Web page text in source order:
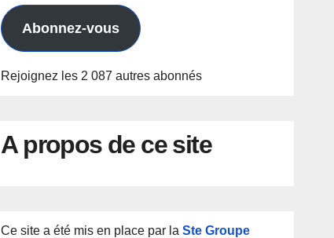
mail Abonnez-vous
Rejoignez les 2 087 autres abonnés
A propos de ce site
Ce site a été mis en place par laSte Groupe